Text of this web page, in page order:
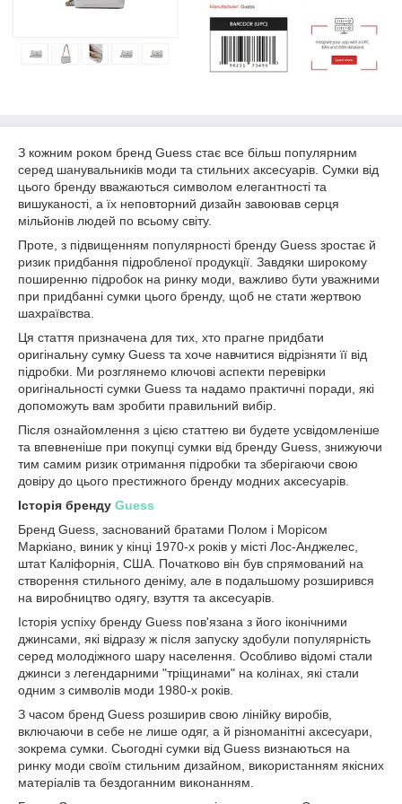
З кожним роком бренд Guess стає все більш популярним
серед шанувальників моди та стильних аксесуарів. Сумки від
цього бренду вважаються символом елегантності та
вишуканості, а їх неповторний дизайн завоював серця
мільйонів людей по всьому світу.
Проте, з підвищенням популярності бренду Guess зростає й
ризик придбання підробленої продукції. Завдяки широкому
поширенню підробок на ринку моди, важливо бути уважними
при придбанні сумки цього бренду, щоб не стати жертвою
шахраївства.
Ця стаття призначена для тих, хто прагне придбати
оригінальну сумку Guess та хоче навчитися відрізняти її від
підробки. Ми розглянемо ключові аспекти перевірки
оригінальності сумки Guess та надамо практичні поради, які
допоможуть вам зробити правильний вибір.
Після ознайомлення з цією статтею ви будете усвідомленіше
та впевненіше при покупці сумки від бренду Guess, знижуючи
тим самим ризик отримання підробки та зберігаючи свою
довіру до цього престижного бренду модних аксесуарів.
Історія бренду Guess
Бренд Guess, заснований братами Полом і Морісом
Маркіано, виник у кінці 1970-х років у місті Лос-Анджелес,
штат Каліфорнія, США. Початково він був спрямований на
створення стильного деніму, але в подальшому розширився
на виробництво одягу, взуття та аксесуарів.
Історія успіху бренду Guess пов'язана з його іконічними
джинсами, які відразу ж після запуску здобули популярність
серед молодіжного шару населення. Особливо відомі стали
джинси з легендарними "тріщинами" на колінах, які стали
одним з символів моди 1980-х років.
З часом бренд Guess розширив свою лінійку виробів,
включаючи в себе не лише одяг, а й різноманітні аксесуари,
зокрема сумки. Сьогодні сумки від Guess визнаються на
ринку моди своїм стильним дизайном, використанням якісних
матеріалів та бездоганним виконанням.